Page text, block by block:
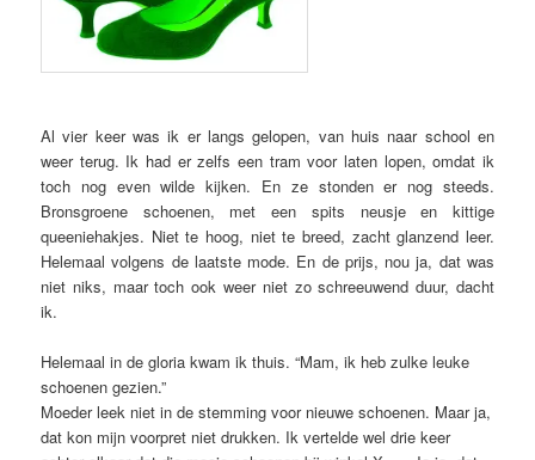
Al vier keer was ik er langs gelopen, van huis naar school en
weer terug. Ik had er zelfs een tram voor laten lopen, omdat ik
toch nog even wilde kijken. En ze stonden er nog steeds.
Bronsgroene schoenen, met een spits neusje en kittige
queeniehakjes. Niet te hoog, niet te breed, zacht glanzend leer.
Helemaal volgens de laatste mode. En de prijs, nou ja, dat was
niet niks, maar toch ook weer niet zo schreeuwend duur, dacht
ik.
Helemaal in de gloria kwam ik thuis. “Mam, ik heb zulke leuke
schoenen gezien.”
Moeder leek niet in de stemming voor nieuwe schoenen. Maar ja,
dat kon mijn voorpret niet drukken. Ik vertelde wel drie keer